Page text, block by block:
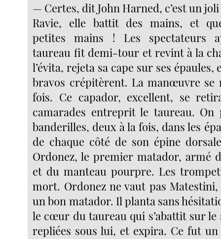
— Certes, dit John Harned, c’est un
Ravie, elle battit des mains, et
petites mains ! Les spectateurs
taureau fit demi-tour et revint à la
l’évita, rejeta sa cape sur ses épaules,
bravos crépitèrent. La manœuvre
fois. Ce capador, excellent, se
camarades entreprit le taureau. On
banderilles, deux à la fois, dans les
de chaque côté de son épine
Ordonez, le premier matador, armé
et du manteau pourpre. Les
mort. Ordonez ne vaut pas Matestini,
un bon matador. Il planta sans
le cœur du taureau qui s’abattit sur le
repliées sous lui, et expira. Ce fut